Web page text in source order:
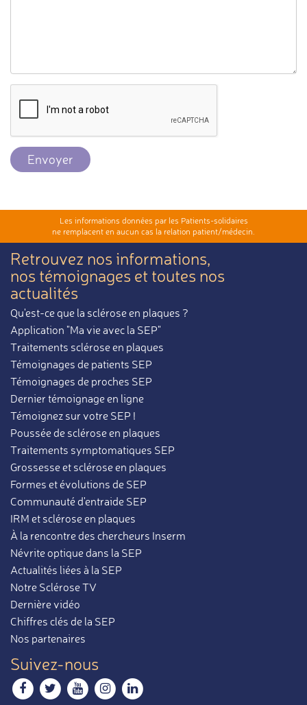
Envoyer
Les informations données par les Patients-solidaires
ne remplacent en aucun cas la relation patient/médecin.
Retrouvez nos informations,
nos témoignages et toutes nos
actualités
Qu'est-ce que la sclérose en plaques ?
Application "Ma vie avec la SEP"
Traitements sclérose en plaques
Témoignages de patients SEP
Témoignages de proches SEP
Dernier témoignage en ligne
Témoignez sur votre SEP !
Poussée de sclérose en plaques
Traitements symptomatiques SEP
Grossesse et sclérose en plaques
Formes et évolutions de SEP
Communauté d'entraide SEP
IRM et sclérose en plaques
À la rencontre des chercheurs Inserm
Névrite optique dans la SEP
Actualités liées à la SEP
Notre Sclérose TV
Dernière vidéo
Chiffres clés de la SEP
Nos partenaires
Suivez-nous